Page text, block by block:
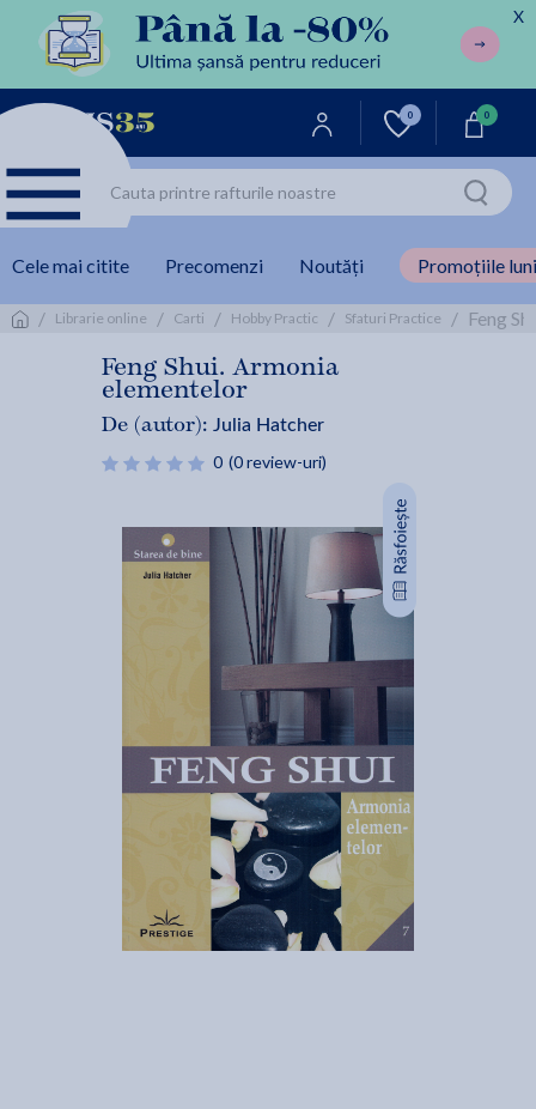
X
0 0
Cele mai citite Precomenzi Noutăți Promoțiile
/ Librarie online / Carti / Hobby Practic / Sfaturi Practice / Feng
Feng Shui. Armonia
elementelor
De (autor): Julia Hatcher
0 (0 review-uri)